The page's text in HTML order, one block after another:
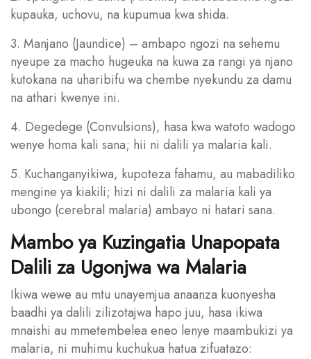
kupauka, uchovu, na kupumua kwa shida.
3. Manjano (Jaundice) – ambapo ngozi na sehemu
nyeupe za macho hugeuka na kuwa za rangi ya njano
kutokana na uharibifu wa chembe nyekundu za damu
na athari kwenye ini.
4. Degedege (Convulsions), hasa kwa watoto wadogo
wenye homa kali sana; hii ni dalili ya malaria kali.
5. Kuchanganyikiwa, kupoteza fahamu, au mabadiliko
mengine ya kiakili; hizi ni dalili za malaria kali ya
ubongo (cerebral malaria) ambayo ni hatari sana.
Mambo ya Kuzingatia Unapopata
Dalili za Ugonjwa wa Malaria
Ikiwa wewe au mtu unayemjua anaanza kuonyesha
baadhi ya dalili zilizotajwa hapo juu, hasa ikiwa
mnaishi au mmetembelea eneo lenye maambukizi ya
malaria, ni muhimu kuchukua hatua zifuatazo: